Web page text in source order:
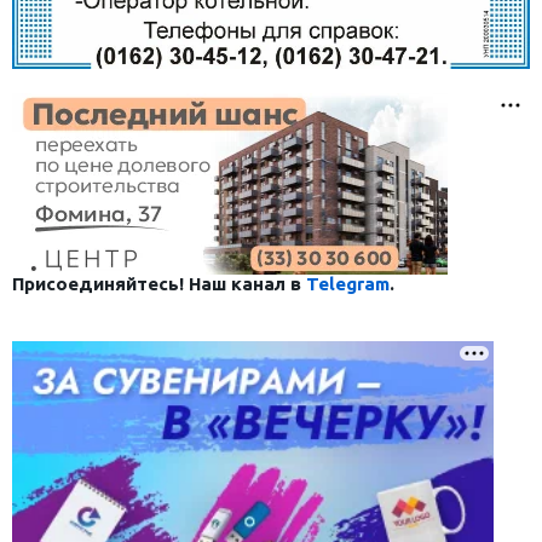
Присоединяйтесь! Наш канал в Telegram.